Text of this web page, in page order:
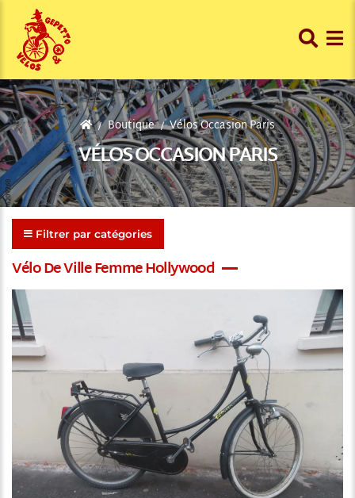
Boutique Vélos Occasion Paris
VÉLOS OCCASION PARIS
Vélo De Ville Femme Hollywood
Filtrer par catégories